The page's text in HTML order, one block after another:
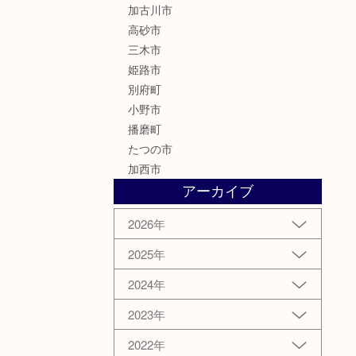
加古川市
高砂市
三木市
姫路市
別府町
小野市
播磨町
たつの市
加西市
アーカイブ
2026年
2025年
2024年
2023年
2022年